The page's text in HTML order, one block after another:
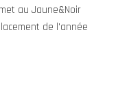
au Jaune&Noir
de l'année